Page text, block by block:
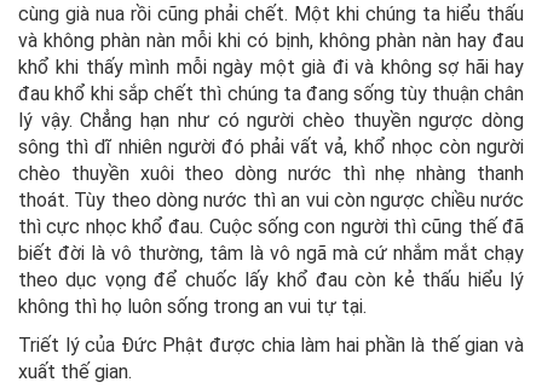
cùng già nua rồi cũng phải chết. Một khi chúng ta hiểu thấu
và không phàn nàn mỗi khi có bịnh, không phàn nàn hay đau
khổ khi thấy mình mỗi ngày một già đi và không sợ hãi hay
đau khổ khi sắp chết thì chúng ta đang sống tùy thuận chân
lý vậy. Chẳng hạn như có người chèo thuyền ngược dòng
sông thì dĩ nhiên người đó phải vất vả, khổ nhọc còn người
chèo thuyền xuôi theo dòng nước thì nhẹ nhàng thanh
thoát. Tùy theo dòng nước thì an vui còn ngược chiều nước
thì cực nhọc khổ đau. Cuộc sống con người thì cũng thế đã
biết đời là vô thường, tâm là vô ngã mà cứ nhắm mắt chạy
theo dục vọng để chuốc lấy khổ đau còn kẻ thấu hiểu lý
không thì họ luôn sống trong an vui tự tại.
Triết lý của Đức Phật được chia làm hai phần là thế gian và
xuất thế gian.